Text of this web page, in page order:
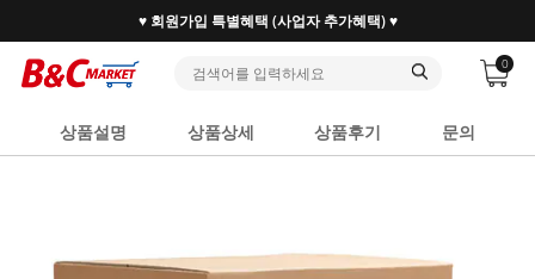
♥ 회원가입 특별혜택 (사업자 추가혜택) ♥
0
상품설명 상품상세 상품후기 문의